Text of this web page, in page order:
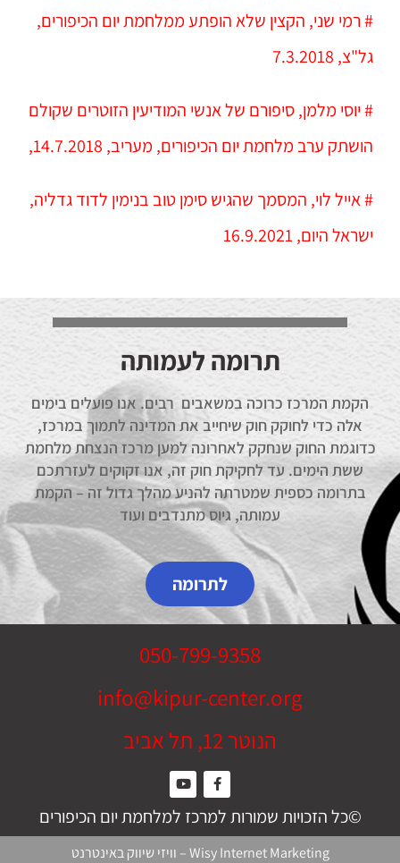
# רמי שני, הקצין שלא הופתע ממלחמת יום הכיפורים,
גל"צ, 7.3.2018
# יוסי מלמן, סיפורם של אנשי המודיעין הזוטרים שקולם
הושתק ערב מלחמת יום הכיפורים, מעריב, 14.7.2018,
# אייל לוי, המסמך שהגיש סימן טוב בנימין לדוד גדליה,
ישראל היום, 16.9.2021
תרומה לעמותה
הקמת המרכז כרוכה במשאבים רבים. אנו פועלים בימים
אלה כדי לחוקק חוק שיחייב את המדינה לתמוך במרכז,
כדוגמת החוק שנחקק לאחרונה למען מרכז הנצחת מלחמת
ששת הימים. עד לחקיקת חוק זה, אנו זקוקים לעזרתכם
בתרומה כספית שמטרתה להניע מהלך גדול זה – הקמת
עמותה, גיוס מתנדבים ועוד
לתרומה
050-799-9358
info@kipur-center.org
הנוטר 12, תל אביב
©כל הזכויות שמורות למרכז למלחמת יום הכיפורים
Wisy Internet Marketing
– וויזי שיווק באינטרנט